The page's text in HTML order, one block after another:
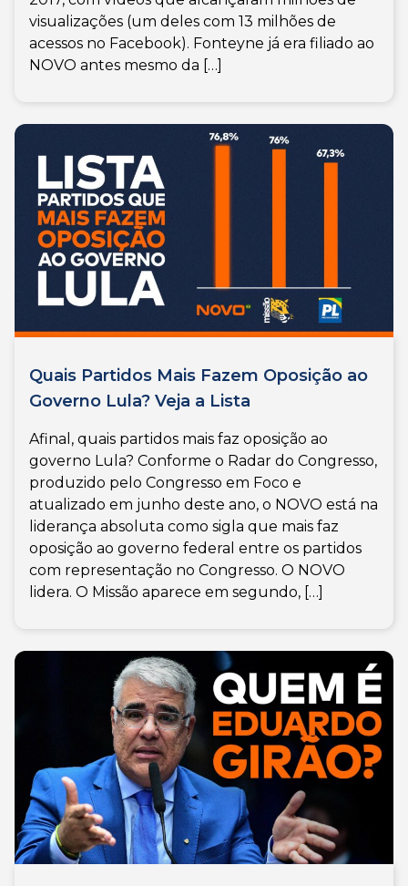
visualizações (um deles com 13 milhões de
acessos no Facebook). Fonteyne já era filiado ao
NOVO antes mesmo da […]
Quais Partidos Mais Fazem Oposição ao
Governo Lula? Veja a Lista
Afinal, quais partidos mais faz oposição ao
governo Lula? Conforme o Radar do Congresso,
produzido pelo Congresso em Foco e
atualizado em junho deste ano, o NOVO está na
liderança absoluta como sigla que mais faz
oposição ao governo federal entre os partidos
com representação no Congresso. O NOVO
lidera. O Missão aparece em segundo, […]